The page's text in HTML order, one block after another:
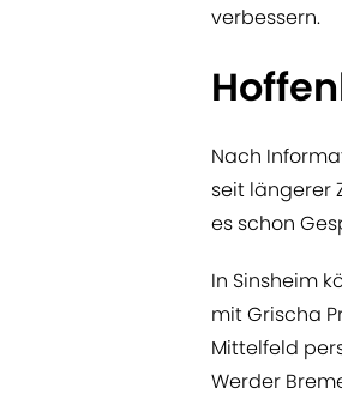
verbessern.
Nach
seit längerer
es schon
In Sinsheim
mit Grischa
Mittelfeld
Werder